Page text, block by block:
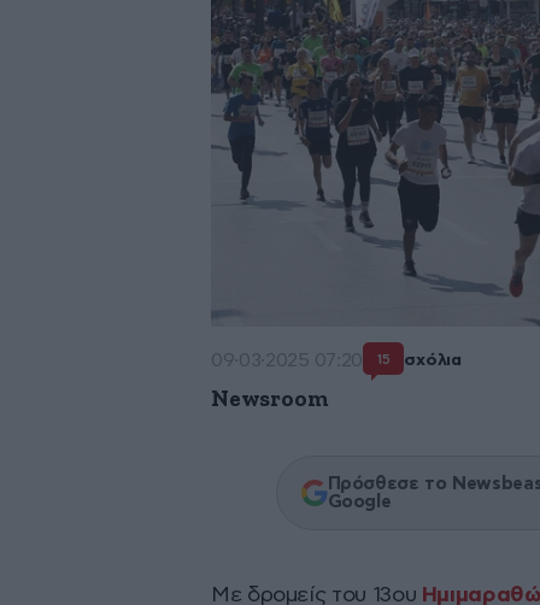
09·03·2025 07:20 15 σχόλια
Newsroom
Πρόσθεσε το
Google
Με δρομείς του 13ου